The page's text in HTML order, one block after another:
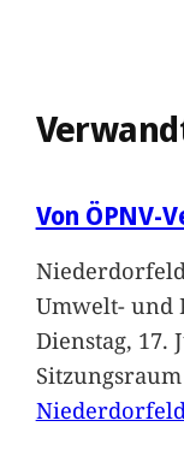
Von ÖPNV-
Umwelt- und
Dienstag, 17.